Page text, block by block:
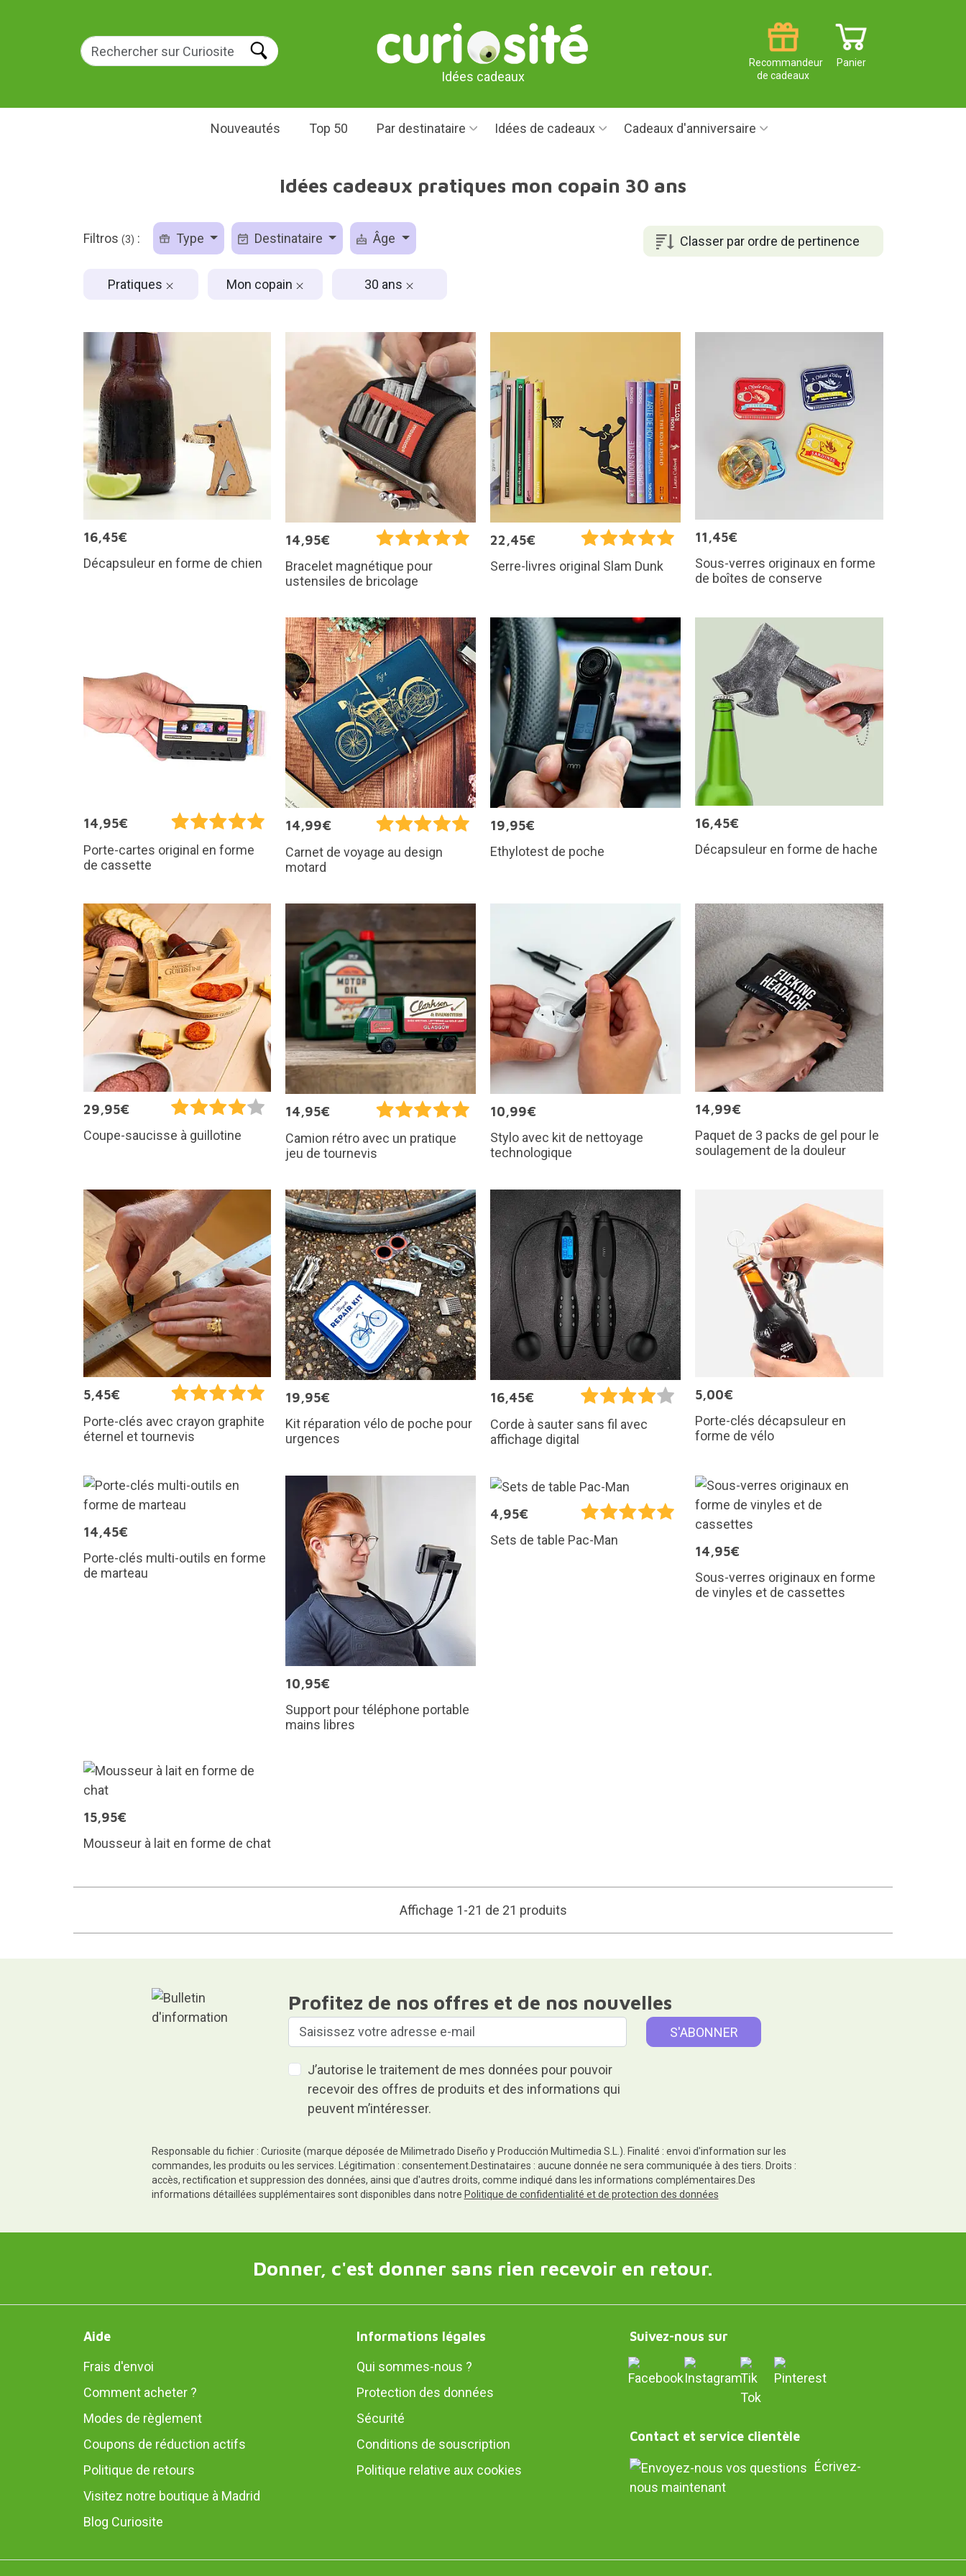
Idées cadeaux
Panier
Recommandeur
de cadeaux
Nouveautés Top 50 Par destinataire Idées de cadeaux Cadeaux d'anniversaire
Idées cadeaux pratiques mon copain 30 ans
Classer par ordre de pertinence
Filtros (3) : Type Destinataire Âge
Pratiques Mon copain 30 ans
16,45€
Décapsuleur en forme de chien
14,95€
Bracelet magnétique pour
ustensiles de bricolage
22,45€
Serre-livres original Slam Dunk
11,45€
Sous-verres originaux en forme
de boîtes de conserve
14,95€
Porte-cartes original en forme
de cassette
14,99€
Carnet de voyage au design
motard
19,95€
Ethylotest de poche
16,45€
Décapsuleur en forme de hache
29,95€
Coupe-saucisse à guillotine
14,95€
Camion rétro avec un pratique
jeu de tournevis
10,99€
Stylo avec kit de nettoyage
technologique
14,99€
Paquet de 3 packs de gel pour le
soulagement de la douleur
5,45€
Porte-clés avec crayon graphite
éternel et tournevis
19,95€
Kit réparation vélo de poche pour
urgences
16,45€
Corde à sauter sans fil avec
affichage digital
5,00€
Porte-clés décapsuleur en
forme de vélo
14,45€
Porte-clés multi-outils en forme
de marteau
10,95€
Support pour téléphone portable
mains libres
4,95€
Sets de table Pac-Man
14,95€
Sous-verres originaux en forme
de vinyles et de cassettes
15,95€
Mousseur à lait en forme de chat
Affichage 1-21 de 21 produits
Profitez de nos offres et de nos nouvelles
J’autorise le traitement de mes données pour pouvoir
recevoir des offres de produits et des informations qui
peuvent m’intéresser.
Responsable du fichier : Curiosite (marque déposée de Milimetrado Diseño y Producción Multimedia S.L.). Finalité : envoi d'information sur les
commandes, les produits ou les services. Légitimation : consentement.Destinataires : aucune donnée ne sera communiquée à des tiers. Droits :
accès, rectification et suppression des données, ainsi que d'autres droits, comme indiqué dans les informations complémentaires.Des
informations détaillées supplémentaires sont disponibles dans notre Politique de confidentialité et de protection des données
Donner, c'est donner sans rien recevoir en retour.
Aide
Frais d'envoi
Comment acheter ?
Modes de règlement
Coupons de réduction actifs
Politique de retours
Visitez notre boutique à Madrid
Blog Curiosite
Informations légales
Qui sommes-nous ?
Protection des données
Sécurité
Conditions de souscription
Politique relative aux cookies
Suivez-nous sur
Contact et service clientèle
Écrivez-
nous maintenant